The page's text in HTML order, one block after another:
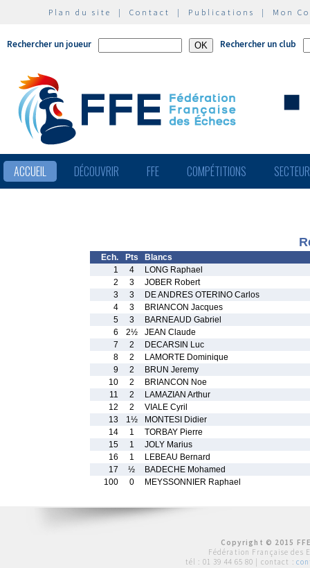
Plan du site | Contact | Publications | Mon
Rechercher un joueur Rechercher un club
ACCUEIL DÉCOUVRIR FFE COMPÉTITIONS
Ech. Pts
Blancs
1
4
LONG Raphael
2
3
JOBER Robert
3
3
DE ANDRES OTERINO Carlos
4
3
BRIANCON Jacques
5
3
BARNEAUD Gabriel
6
2½
JEAN Claude
7
2
DECARSIN Luc
8
2
LAMORTE Dominique
9
2
BRUN Jeremy
10
2
BRIANCON Noe
11
2
LAMAZIAN Arthur
12
2
VIALE Cyril
13
1½
MONTESI Didier
14
1
TORBAY Pierre
15
1
JOLY Marius
16
1
LEBEAU Bernard
17
½
BADECHE Mohamed
100
0 MEYSSONNIER Raphael
Copyright © 2015
Fédération Française des
tél : 01 39 44 65 80 | contact :